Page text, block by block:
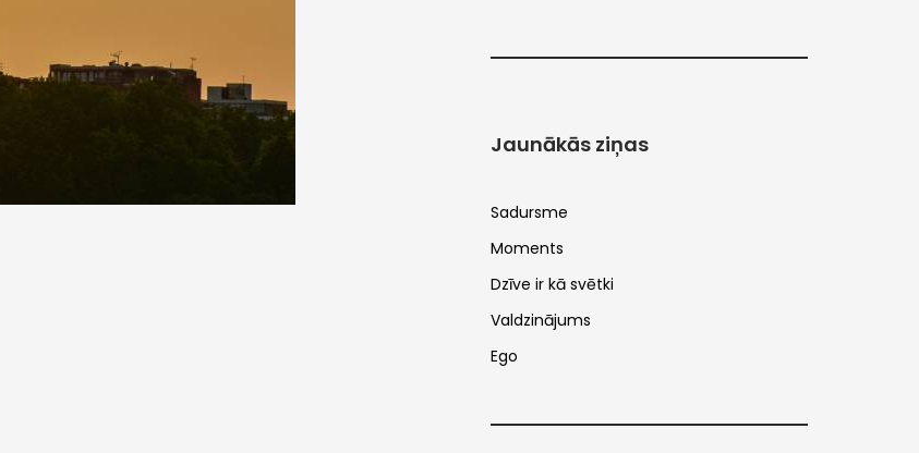
Jaunākās ziņas
Sadursme
Moments
Dzīve ir kā svētki
Valdzinājums
Ego